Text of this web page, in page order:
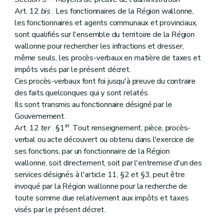
Art. 12 bis . Les fonctionnaires de la Région wallonne,
les fonctionnaires et agents communaux et provinciaux,
sont qualifiés sur l'ensemble du territoire de la Région
wallonne pour rechercher les infractions et dresser,
même seuls, les procès-verbaux en matière de taxes et
impôts visés par le présent décret.
Ces procès-verbaux font foi jusqu'à preuve du contraire
des faits quelconques qui y sont relatés.
Ils sont transmis au fonctionnaire désigné par le
Gouvernement.
Art. 12 ter. §1er. Tout renseignement, pièce, procès-
verbal ou acte découvert ou obtenu dans l'exercice de
ses fonctions, par un fonctionnaire de la Région
wallonne, soit directement, soit par l'entremise d'un des
services désignés à l'article 11, §2 et §3, peut être
invoqué par la Région wallonne pour la recherche de
toute somme due relativement aux impôts et taxes
visés par le présent décret.